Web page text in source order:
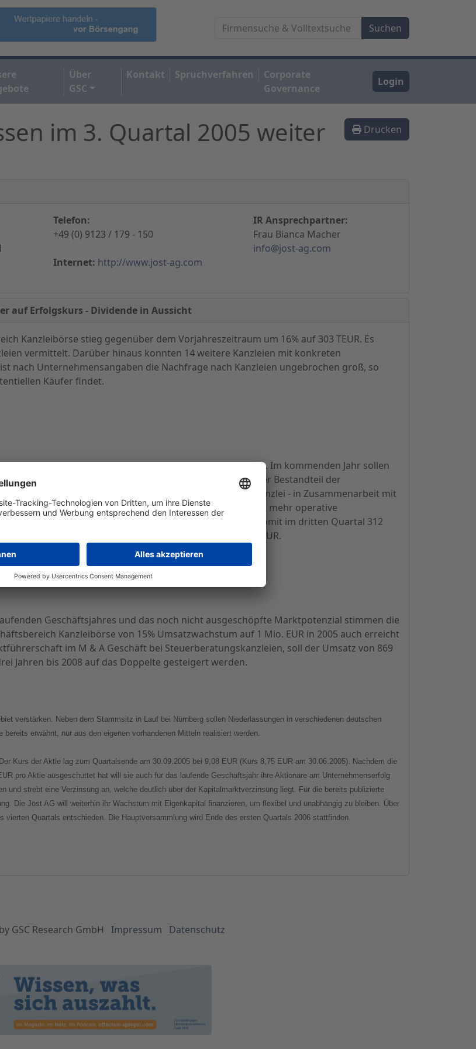
Über
GSC
Kontakt Spruchverfahren
Corporate
Governance
Login
Drucken
im 3. Quartal 2005 weiter
Telefon:
+49 (0) 9123 / 179 - 150
Internet: http://www.jost-ag.com
IR Ansprechpartner:
Frau Bianca Macher
info@jost-ag.com
auf Erfolgskurs - Dividende in Aussicht
Kanzleibörse stieg gegenüber dem Vorjahreszeitraum um 16% auf 303 TEUR. Es
vermittelt. Darüber hinaus konnten 14 weitere Kanzleien mit konkreten
nach Unternehmensangaben die Nachfrage nach Kanzleien ungebrochen groß, so
Käufer findet.
erweitert und den Außendienst verstärkt. Im kommenden Jahr sollen
werden weitere Arbeitsplätze entstehen. Ein wichtiger Bestandteil der
- Kauf, Verkauf, Finanzierung einer Steuerberaterkanzlei - in Zusammenarbeit mit
Vorteile einer professionellen Lösung informiert. Der nicht mehr operative
Umsatzerlöse erzielen. Der Gesamtumsatz betrug somit im dritten Quartal 312
lag im dritten Quartal bei 155 TEUR, das EBIT bei 154 TEUR.
Geschäftsjahres und das noch nicht ausgeschöpfte Marktpotenzial stimmen die
Kanzleibörse von 15% Umsatzwachstum auf 1 Mio. EUR in 2005 auch erreicht
im M & A Geschäft bei Steuerberatungskanzleien, soll der Umsatz von 869
Jahren bis 2008 auf das Doppelte gesteigert werden.
verstärken. Neben dem Stammsitz in Lauf bei Nürnberg sollen Niederlassungen in verschiedenen deutschen
erwähnt, nur aus den eigenen vorhandenen Mitteln realisiert werden.
Kurs der Aktie lag zum Quartalsende am 30.09.2005 bei 9,08 EUR (Kurs 8,75 EUR am 30.06.2005). Nachdem die
pro Aktie ausgeschüttet hat will sie auch für das laufende Geschäftsjahr ihre Aktionäre am Unternehmenserfolg
und strebt eine Verzinsung an, welche deutlich über der Kapitalmarktverzinsung liegt. Für die bereits publizierte
Die Jost AG will weiterhin ihr Wachstum mit Eigenkapital finanzieren, um flexibel und unabhängig zu bleiben. Über
Quartals entschieden. Die Hauptversammlung wird Ende des ersten Quartals 2006 stattfinden.
GSC Research GmbH Impressum Datenschutz